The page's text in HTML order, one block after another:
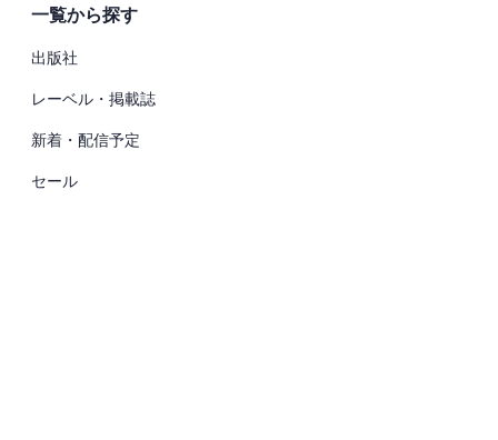
一覧から探す
出版社
レーベル・掲載誌
新着・配信予定
セール